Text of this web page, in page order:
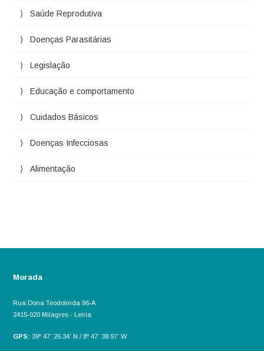
Saúde Reprodutiva
Doenças Parasitárias
Legislação
Educação e comportamento
Cuidados Básicos
Doenças Infecciosas
Alimentação
Morada
Rua Dona Teodolinda 86-A
2415-020 Milagres - Leiria
GPS: 39º 47’ 26.34’ N / 8º 47’ 38.97’ W